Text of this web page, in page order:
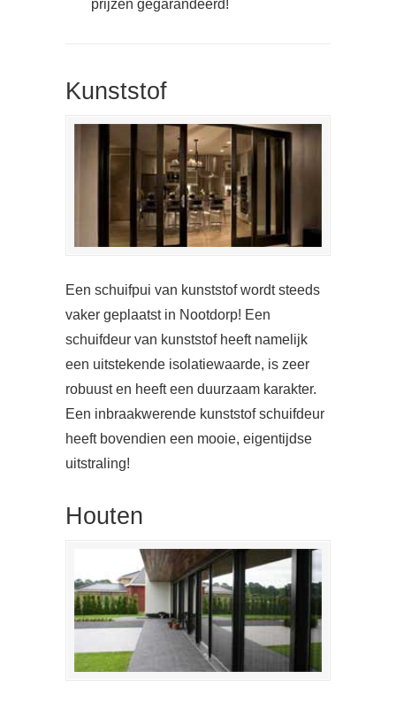
prijzen gegarandeerd!
Kunststof
Een schuifpui van kunststof wordt steeds
vaker geplaatst in Nootdorp! Een
schuifdeur van kunststof heeft namelijk
een uitstekende isolatiewaarde, is zeer
robuust en heeft een duurzaam karakter.
Een inbraakwerende kunststof schuifdeur
heeft bovendien een mooie, eigentijdse
uitstraling!
Houten